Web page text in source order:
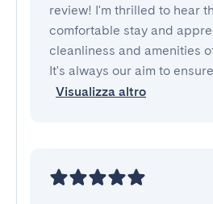
review! I'm thrilled to hear
comfortable stay and
cleanliness and amenities
It's always our aim to ensure
Visualizza altro